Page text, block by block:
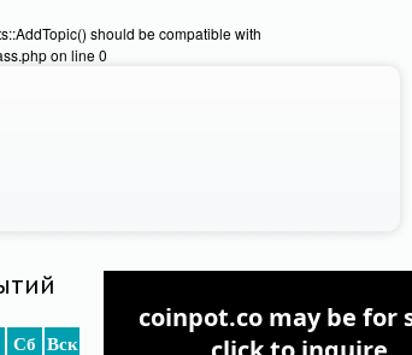
should be compatible with
on line 0
Сб
Вск